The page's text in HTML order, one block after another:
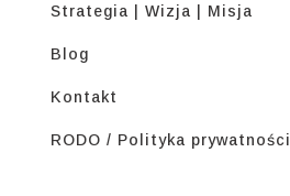
Strategia | Wizja | Misja
Blog
Kontakt
RODO / Polityka prywatności